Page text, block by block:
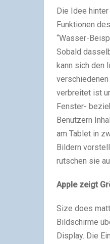
Die Idee
Funktionen
“Wasser-
Sobald
kann sich den
verbreitet ist
Fenster-
Benutzern
am Tablet in
Bildern
rutschen sie
Apple zeigt
Size does
Bildschirme
Display. Die